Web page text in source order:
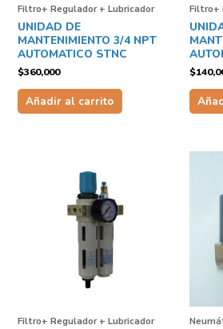
Filtro+ Regulador + Lubricador
UNIDAD DE
MANTENIMIENTO 3/4 NPT
AUTOMATICO STNC
$360,000
Añadir al carrito
Filtro+
$
Filtro+ Regulador + Lubricador